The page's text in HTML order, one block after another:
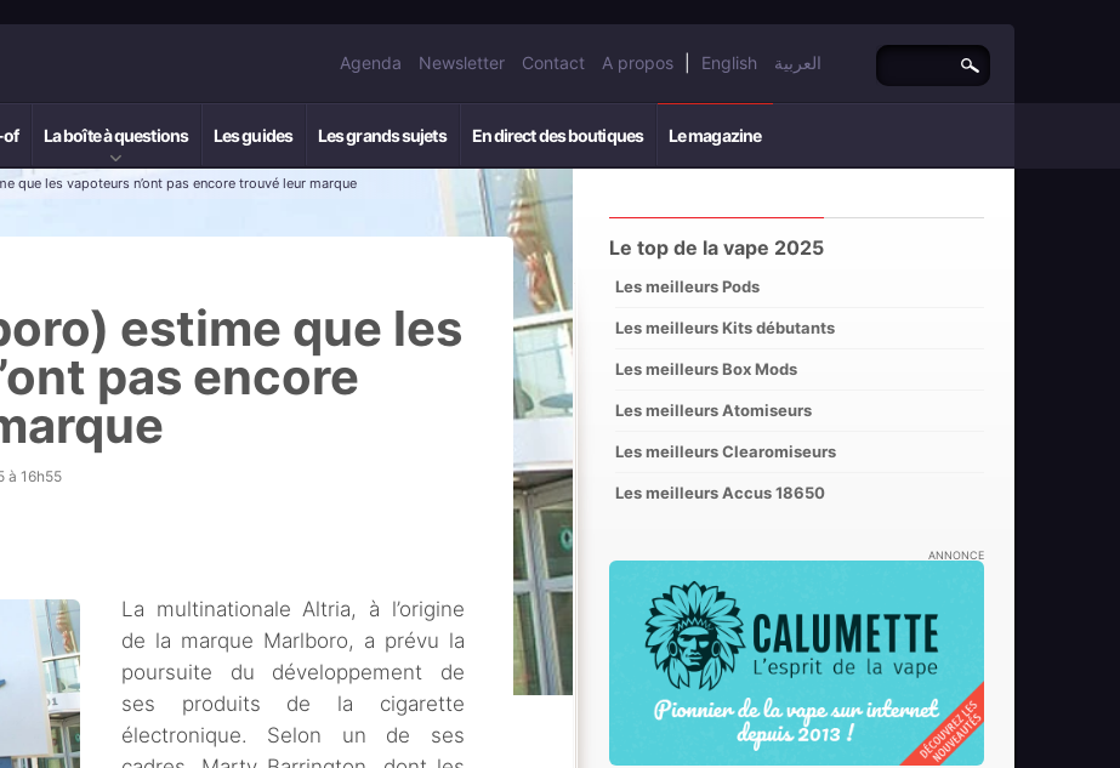
Agenda Newsletter Contact A propos English العربية
of La boîte à questions Les guides Les grands sujets En direct des boutiques Le magazine
que les vapoteurs n’ont pas encore trouvé leur marque
estime que les
pas encore
à 16h55
La multinationale Altria, à l’origine
de la marque Marlboro, a prévu la
poursuite du développement de
ses produits de la cigarette
électronique. Selon un de ses
Le top de la vape 2025
Les meilleurs Pods
Les meilleurs Kits débutants
Les meilleurs Box Mods
Les meilleurs Atomiseurs
Les meilleurs Clearomiseurs
Les meilleurs Accus 18650
ANNONCE